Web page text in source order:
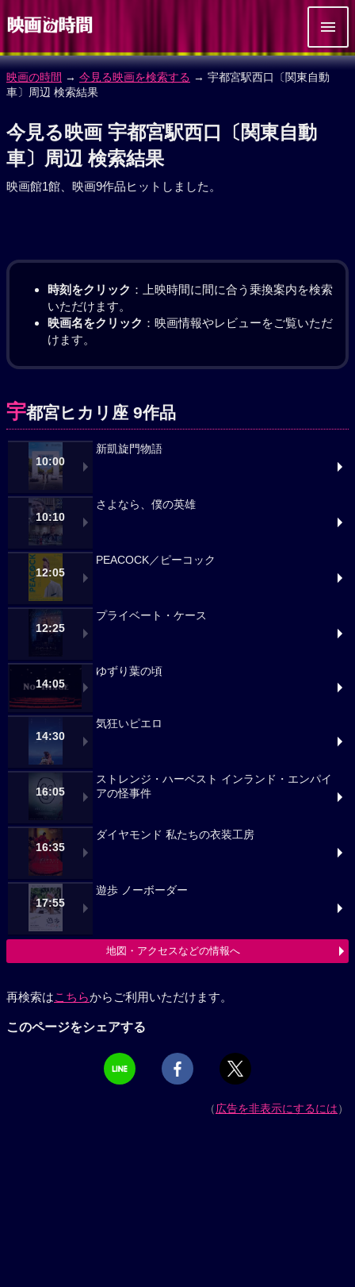
映画の時間 → 今見る映画を検索する → 宇都宮駅西口〔関東自動
車〕周辺 検索結果
今見る映画 宇都宮駅西口〔関東自動
車〕周辺 検索結果
映画館1館、映画9作品ヒットしました。
時刻をクリック ：上映時間に間に合う乗換案内を検索
いただけます。
映画名をクリック ：映画情報やレビューをご覧いただ
けます。
宇都宮ヒカリ座 9作品
10:00
新凱旋門物語
10:10
さよなら、僕の英雄
12:05
PEACOCK／ピーコック
12:25
プライベート・ケース
14:05
ゆずり葉の頃
14:30
気狂いピエロ
16:05
ストレンジ・ハーベスト インランド・エンパイ
アの怪事件
16:35
ダイヤモンド 私たちの衣装工房
17:55
遊歩 ノーボーダー
地図・アクセスなどの情報へ
再検索はこちらからご利用いただけます。
このページをシェアする
（広告を非表示にするには）